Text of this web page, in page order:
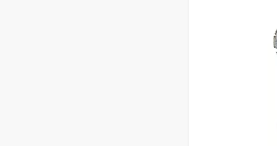
A soldagem a laser revolucionou a fabricação moderna com sua